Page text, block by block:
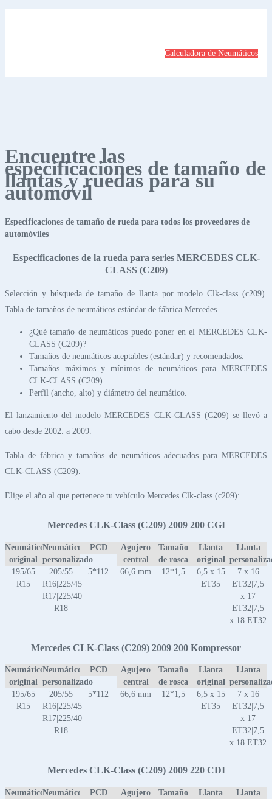
Calculadora de Neumáticos
Encuentre las
especificaciones de tamaño de
llantas y ruedas para su
automóvil
Especificaciones de tamaño de rueda para todos los proveedores de
automóviles
Especificaciones de la rueda para series MERCEDES CLK-
CLASS (C209)
Selección y búsqueda de tamaño de llanta por modelo Clk-class (c209).
Tabla de tamaños de neumáticos estándar de fábrica Mercedes.
¿Qué tamaño de neumáticos puedo poner en el MERCEDES CLK-
CLASS (C209)?
Tamaños de neumáticos aceptables (estándar) y recomendados.
Tamaños máximos y mínimos de neumáticos para MERCEDES
CLK-CLASS (C209).
Perfil (ancho, alto) y diámetro del neumático.
El lanzamiento del modelo MERCEDES CLK-CLASS (C209) se llevó a
cabo desde 2002. a 2009.
Tabla de fábrica y tamaños de neumáticos adecuados para MERCEDES
CLK-CLASS (C209).
Elige el año al que pertenece tu vehículo Mercedes Clk-class (c209):
Mercedes CLK-Class (C209) 2009 200 CGI
Neumático
original
Neumático
personalizado
PCD
Agujero
central
Tamaño
de rosca
Llanta
original
Llanta
195/65
R15
205/55
R16|225/45
R17|225/40
R18
5*112 66,6 mm 12*1,5
6,5 x 15
ET35
7 x 16
ET32|7,5
x 17
ET32|7,5
x 18 ET32
Mercedes CLK-Class (C209) 2009 200 Kompressor
Neumático
original
Neumático
personalizado
PCD
Agujero
central
Tamaño
de rosca
Llanta
original
Llanta
195/65
R15
205/55
R16|225/45
R17|225/40
R18
5*112 66,6 mm 12*1,5
6,5 x 15
ET35
7 x 16
ET32|7,5
x 17
ET32|7,5
x 18 ET32
Mercedes CLK-Class (C209) 2009 220 CDI
NeumáticoNeumático
PCD
Agujero
Tamaño
Llanta
Llanta